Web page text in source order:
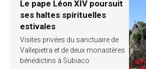
Le pape Léon XIV poursuit
ses haltes spirituelles
estivales
Visites privées du sanctuaire de
Vallepietra et de deux monastères
bénédictins à Subiaco